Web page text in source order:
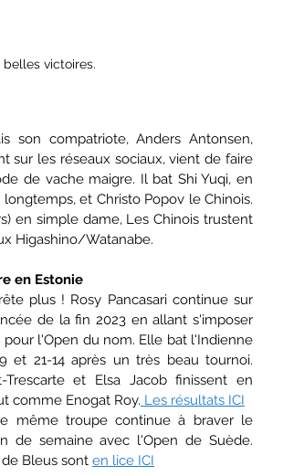
victoires.
son compatriote, Anders Antonsen,
sur les réseaux sociaux, vient de faire
de vache maigre. Il bat Shi Yuqi, en
et Christo Popov le Chinois.
en simple dame, Les Chinois trustent
Higashino/Watanabe.
en Estonie
plus ! Rosy Pancasari continue sur
de la fin 2023 en allant s'imposer
pour l'Open du nom. Elle bat l'Indienne
et 21-14 après un très beau tournoi.
Trescarte et Elsa Jacob finissent en
comme Enogat Roy. Les résultats ICI
même troupe continue à braver le
de semaine avec l'Open de Suède.
Bleus sont en lice ICI